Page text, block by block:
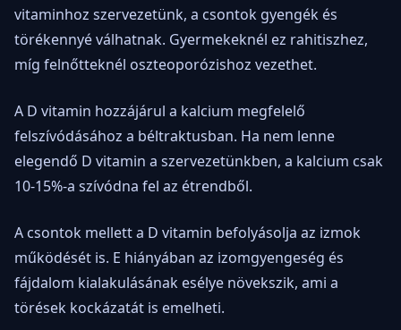
vitaminhoz szervezetünk, a csontok gyengék és
törékennyé válhatnak. Gyermekeknél ez rahitiszhez,
míg felnőtteknél oszteoporózishoz vezethet.
A D vitamin hozzájárul a kalcium megfelelő
felszívódásához a béltraktusban. Ha nem lenne
elegendő D vitamin a szervezetünkben, a kalcium csak
10-15%-a szívódna fel az étrendből.
A csontok mellett a D vitamin befolyásolja az izmok
működését is. E hiányában az izomgyengeség és
fájdalom kialakulásának esélye növekszik, ami a
törések kockázatát is emelheti.